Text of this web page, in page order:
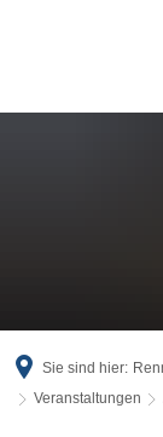
Sie sind hier:
Veranstaltungen